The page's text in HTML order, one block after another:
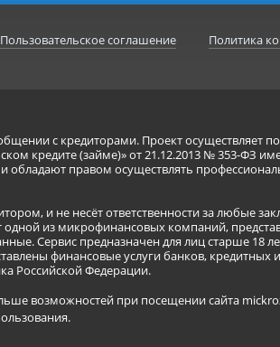
Пользовательское соглашение Политика
с кредиторами. Проект
кредите (займе)» от 21.12.2013 № 353-ФЗ
правом осуществлять
и не несёт ответственности за любые
из микрофинансовых компаний,
Сервис предназначен для лиц старше 18
финансовые услуги банков,
Российской Федерации.
возможностей при посещении сайта
.